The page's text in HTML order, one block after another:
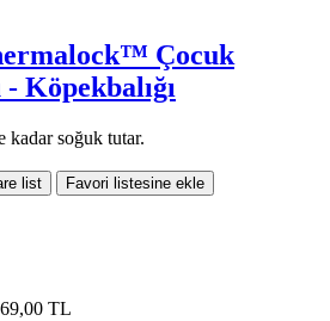
Çocuk
Köpekbalığı
kadar soğuk tutar.
TL